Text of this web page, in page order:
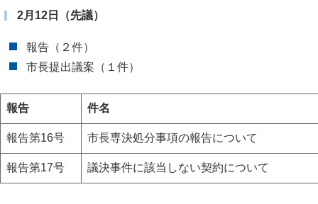
2月12日（先議）
報告（２件）
市長提出議案（１件）
報告 件名
報告第16号 市長専決処分事項の報告について
報告第17号 議決事件に該当しない契約について